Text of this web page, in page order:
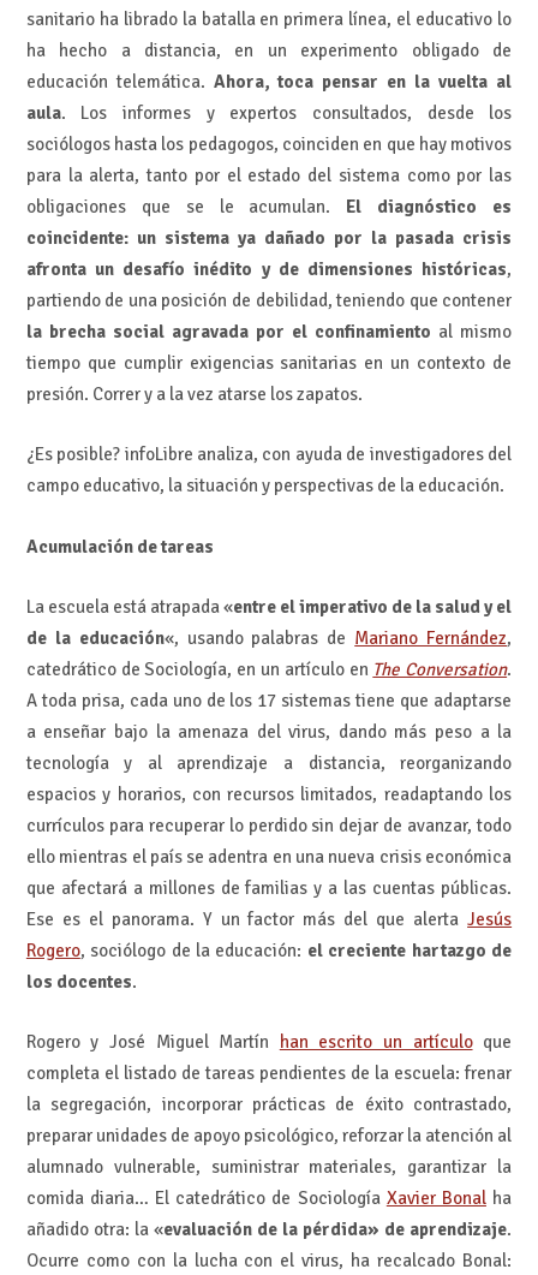
sanitario ha librado la batalla en primera línea, el educativo lo
ha hecho a distancia, en un experimento obligado de
educación telemática. Ahora, toca pensar en la vuelta al
aula. Los informes y expertos consultados, desde los
sociólogos hasta los pedagogos, coinciden en que hay motivos
para la alerta, tanto por el estado del sistema como por las
obligaciones que se le acumulan. El diagnóstico es
coincidente: un sistema ya dañado por la pasada crisis
afronta un desafío inédito y de dimensiones históricas,
partiendo de una posición de debilidad, teniendo que contener
la brecha social agravada por el confinamiento al mismo
tiempo que cumplir exigencias sanitarias en un contexto de
presión. Correr y a la vez atarse los zapatos.
¿Es posible? infoLibre analiza, con ayuda de investigadores del
campo educativo, la situación y perspectivas de la educación.
Acumulación de tareas
La escuela está atrapada «entre el imperativo de la salud y el
de la educación«, usando palabras de Mariano Fernández,
catedrático de Sociología, en un artículo en The Conversation.
A toda prisa, cada uno de los 17 sistemas tiene que adaptarse
a enseñar bajo la amenaza del virus, dando más peso a la
tecnología y al aprendizaje a distancia, reorganizando
espacios y horarios, con recursos limitados, readaptando los
currículos para recuperar lo perdido sin dejar de avanzar, todo
ello mientras el país se adentra en una nueva crisis económica
que afectará a millones de familias y a las cuentas públicas.
Ese es el panorama. Y un factor más del que alertaJesús
Rogero, sociólogo de la educación: el creciente hartazgo de
los docentes.
Rogero y José Miguel Martín han escrito un artículoque
completa el listado de tareas pendientes de la escuela: frenar
la segregación, incorporar prácticas de éxito contrastado,
preparar unidades de apoyo psicológico, reforzar la atención al
alumnado vulnerable, suministrar materiales, garantizar la
comida diaria… El catedrático de Sociología Xavier Bonalha
añadido otra: la «evaluación de la pérdida» de aprendizaje.
Ocurre como con la lucha con el virus, ha recalcado Bonal: